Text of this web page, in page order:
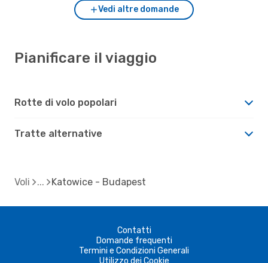
Vedi altre domande
Pianificare il viaggio
Rotte di volo popolari
Tratte alternative
Voli Katowice - Budapest
Contatti
Domande frequenti
Termini e Condizioni Generali
Utilizzo dei Cookie